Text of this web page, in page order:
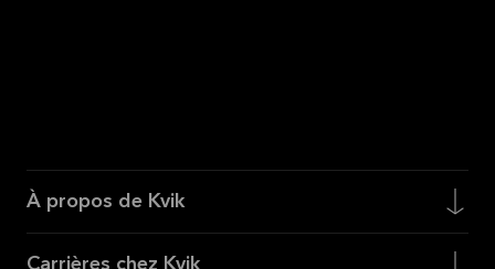
À propos de Kvik
Carrières chez Kvik